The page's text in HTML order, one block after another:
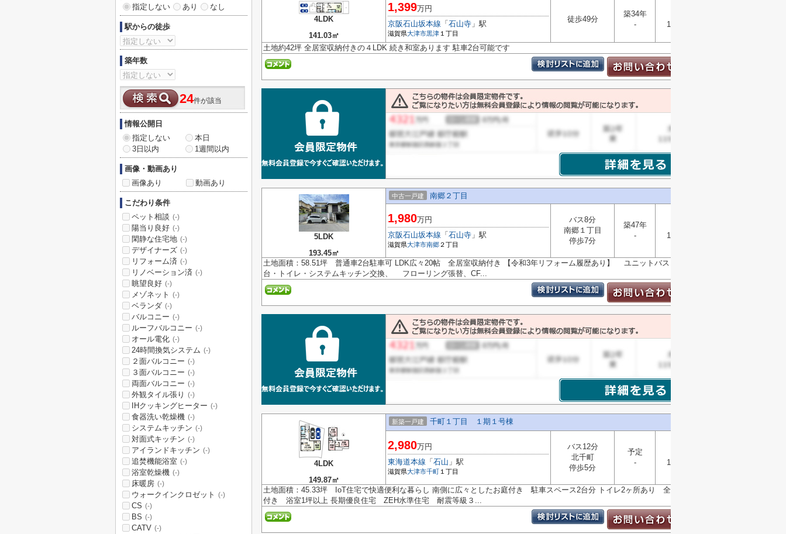
4LDK
141.03㎡
1,399万円
京阪石山坂本線 「 石山寺 」駅
滋賀県大津市黒津 １丁目
徒歩49分
築34年
-
100.44㎡
土地約42坪 全居室収納付きの４LDK 続き和室あります 駐車2台可能です
5LDK
193.45㎡
中古一戸建 南郷２丁目
1,980万円
京阪石山坂本線 「 石山寺 」駅
滋賀県大津市南郷 ２丁目
バス8分
南郷１丁目
停歩7分
築47年
-
171.00㎡
土地面積：58.51坪 普通車2台駐車可 LDK広々20帖 全居室収納付き 【令和3年リフォーム履歴あり】 ユニットバス・洗面
台・トイレ・システムキッチン交換、 フローリング張替、CF...
4LDK
149.87㎡
新築一戸建 千町１丁目 １期１号棟
2,980万円
東海道本線 「 石山 」駅
滋賀県大津市千町 １丁目
バス12分
北千町
停歩5分
予定
-
102.06㎡
土地面積：45.33坪 IoT住宅で快適便利な暮らし 南側に広々としたお庭付き 駐車スペース2台分 トイレ2ヶ所あり 全居室収納
付き 浴室1坪以上 長期優良住宅 ZEH水準住宅 耐震等級３...
指定しない
あり なし
駅からの徒歩
築年数
24件が該当
情報公開日
指定しない
本日
3日以内
1週間以内
画像・動画あり
画像あり
動画あり
こだわり条件
ペット相談 (-)
陽当り良好 (-)
閑静な住宅地 (-)
デザイナーズ (-)
リフォーム済 (-)
リノベーション済 (-)
眺望良好 (-)
メゾネット (-)
ベランダ (-)
バルコニー (-)
ルーフバルコニー (-)
オール電化 (-)
24時間換気システム (-)
２面バルコニー (-)
３面バルコニー (-)
両面バルコニー (-)
外観タイル張り (-)
IHクッキングヒーター (-)
食器洗い乾燥機 (-)
システムキッチン (-)
対面式キッチン (-)
アイランドキッチン (-)
追焚機能浴室 (-)
浴室乾燥機 (-)
床暖房 (-)
ウォークインクロゼット (-)
CS (-)
BS (-)
CATV (-)